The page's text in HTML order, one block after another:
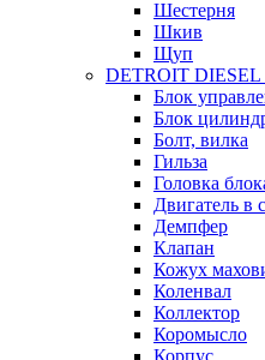
Шестерня
Шкив
Щуп
DETROIT DIESEL
Блок
Блок
Болт, вилка
Гильза
Головка
Двигатель в
Демпфер
Клапан
Кожух
Коленвал
Коллектор
Коромысло
Корпус